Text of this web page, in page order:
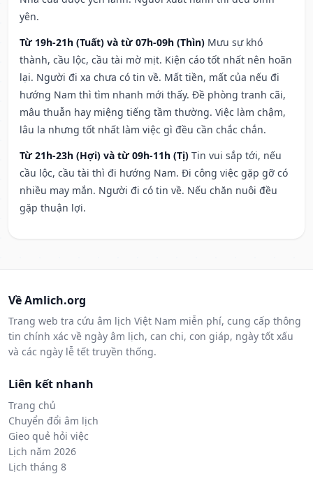
yên.
Từ 19h-21h (Tuất) và từ 07h-09h (Thìn) Mưu sự khó
thành, cầu lộc, cầu tài mờ mịt. Kiện cáo tốt nhất nên hoãn
lại. Người đi xa chưa có tin về. Mất tiền, mất của nếu đi
hướng Nam thì tìm nhanh mới thấy. Đề phòng tranh cãi,
mâu thuẫn hay miệng tiếng tầm thường. Việc làm chậm,
lâu la nhưng tốt nhất làm việc gì đều cần chắc chắn.
Từ 21h-23h (Hợi) và từ 09h-11h (Tị) Tin vui sắp tới, nếu
cầu lộc, cầu tài thì đi hướng Nam. Đi công việc gặp gỡ có
nhiều may mắn. Người đi có tin về. Nếu chăn nuôi đều
gặp thuận lợi.
Về Amlich.org
Trang web tra cứu âm lịch Việt Nam miễn phí, cung cấp thông
tin chính xác về ngày âm lịch, can chi, con giáp, ngày tốt xấu
và các ngày lễ tết truyền thống.
Liên kết nhanh
Trang chủ
Chuyển đổi âm lịch
Gieo quẻ hỏi việc
Lịch năm 2026
Lịch tháng 8